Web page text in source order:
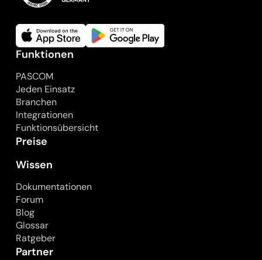
Funktionen
PASCOM
Jeden Einsatz
Branchen
Integrationen
Funktionsübersicht
Preise
Wissen
Dokumentationen
Forum
Blog
Glossar
Ratgeber
Partner